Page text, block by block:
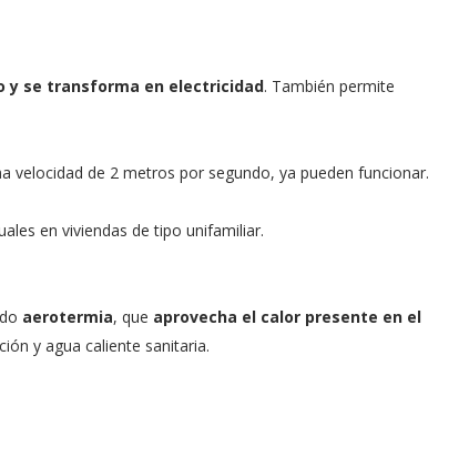
y se transforma en electricidad. También permite
velocidad de 2 metros por segundo, ya pueden funcionar.
en viviendas de tipo unifamiliar.
aerotermia, que aprovecha el calor presente en el
y agua caliente sanitaria.